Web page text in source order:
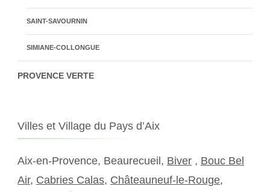
SAINT-SAVOURNIN
SIMIANE-COLLONGUE
PROVENCE VERTE
Villes et Village du Pays d’Aix
Aix-en-Provence, Beaurecueil, Biver , Bouc Bel
Air, Cabries Calas, Châteauneuf-le-Rouge,